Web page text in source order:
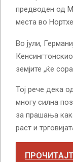
предводен од
места во
Во јули,
земјите „ќе
Тој рече дека
многу силна
за прашања
раст и